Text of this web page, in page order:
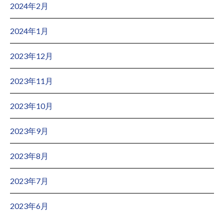
2024年2月
2024年1月
2023年12月
2023年11月
2023年10月
2023年9月
2023年8月
2023年7月
2023年6月